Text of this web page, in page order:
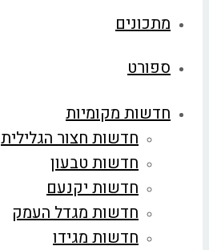
מתכונים
ספורט
חדשות מקומיות
חדשות חצור הגלילית
חדשות טבעון
חדשות יקנעם
חדשות מגדל העמק
חדשות מגידו